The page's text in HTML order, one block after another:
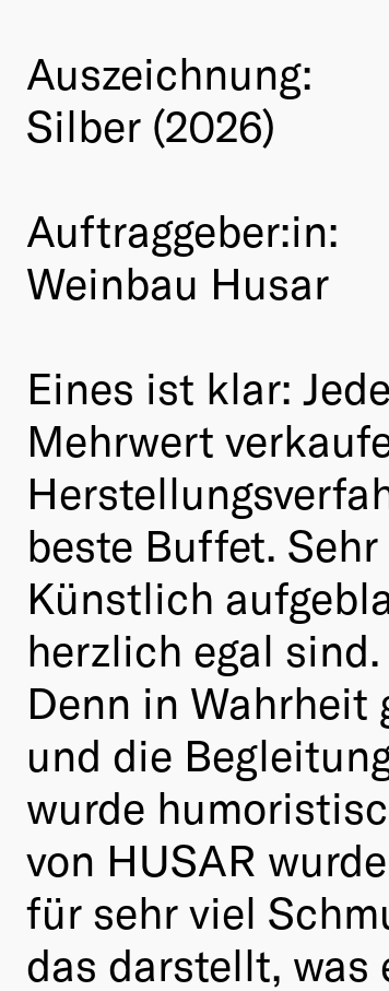
Auszeichnung:
Silber (2026)
Auftraggeber:in:
Weinbau Husar
Eines ist klar:
Mehrwert
beste Buffet.
Künstlich
herzlich egal sind.
Denn in Wahrheit
und die
wurde
von HUSAR
für sehr viel
das darstellt, was